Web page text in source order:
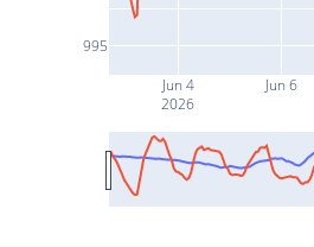
Jun 4
2026
Jun 6
995